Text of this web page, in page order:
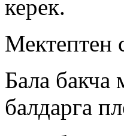
керек.
Мектептен
Бала
балдарга